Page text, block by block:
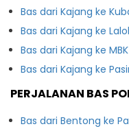
Bas dari Kajang ke
Bas dari Kajang ke
Bas dari Kajang ke
Bas dari Kajang ke
PERJALANAN BAS
Bas dari Bentong ke